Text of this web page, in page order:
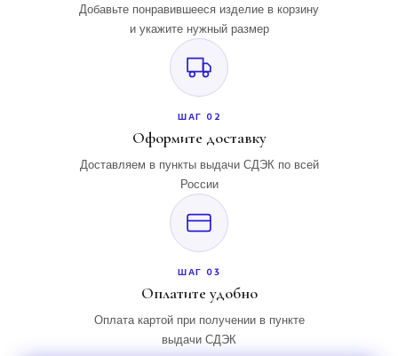
Добавьте понравившееся изделие в корзину
и укажите нужный размер
ШАГ 02
Оформите доставку
Доставляем в пункты выдачи СДЭК по всей
России
ШАГ 03
Оплатите удобно
Оплата картой при получении в пункте
выдачи СДЭК